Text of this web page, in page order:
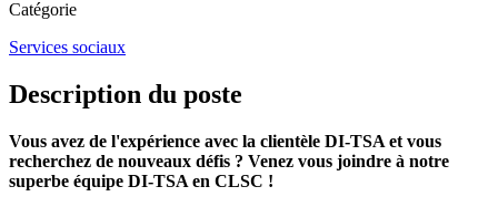
Catégorie
Services sociaux
Description du poste
Vous avez de l'expérience avec la clientèle DI-TSA et vous
recherchez de nouveaux défis ? Venez vous joindre à notre
superbe équipe DI-TSA en CLSC !